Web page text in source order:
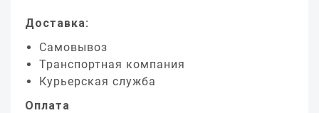
Доставка:
Самовывоз
Транспортная компания
Курьерская служба
Оплата